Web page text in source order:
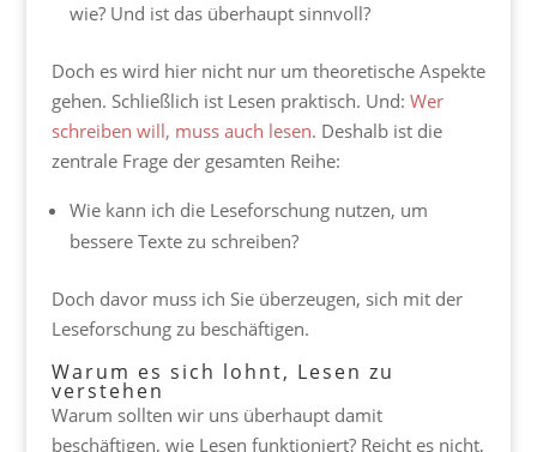
wie? Und ist das überhaupt sinnvoll?
Doch es wird hier nicht nur um theoretische Aspekte
gehen. Schließlich ist Lesen praktisch. Und: Wer
schreiben will, muss auch lesen. Deshalb ist die
zentrale Frage der gesamten Reihe:
Wie kann ich die Leseforschung nutzen, um
bessere Texte zu schreiben?
Doch davor muss ich Sie überzeugen, sich mit der
Leseforschung zu beschäftigen.
Warum es sich lohnt, Lesen zu
verstehen
Warum sollten wir uns überhaupt damit
beschäftigen, wie Lesen funktioniert? Reicht es nicht,